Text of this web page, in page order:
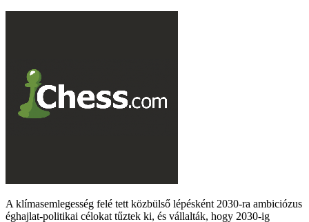
A klímasemlegesség felé tett közbülső lépésként 2030-ra ambiciózus
éghajlat-politikai célokat tűztek ki, és vállalták, hogy 2030-ig